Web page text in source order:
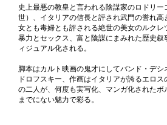
史上最悪の教皇と言われる陰謀家のロドリ
世）、イタリアの信長と評され武門の誉れ高
女とも毒婦とも評される絶世の美女のルクレ
暴力とセックス、富と陰謀にまみれた歴史
ィジュアル化される。
脚本はカルト映画の鬼才にしてバンド・デ
ドロフスキー、作画はイタリアが誇るエロ
の二人が、何度も実写化、マンガ化された
までにない魅力で彩る。